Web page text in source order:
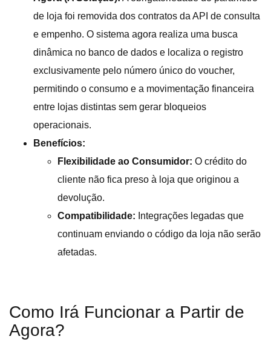
de loja foi removida dos contratos da API de consulta
e empenho. O sistema agora realiza uma busca
dinâmica no banco de dados e localiza o registro
exclusivamente pelo número único do voucher,
permitindo o consumo e a movimentação financeira
entre lojas distintas sem gerar bloqueios
operacionais.
Benefícios:
Flexibilidade ao Consumidor: O crédito do
cliente não fica preso à loja que originou a
devolução.
Compatibilidade: Integrações legadas que
continuam enviando o código da loja não serão
afetadas.
Como Irá Funcionar a Partir de
Agora?